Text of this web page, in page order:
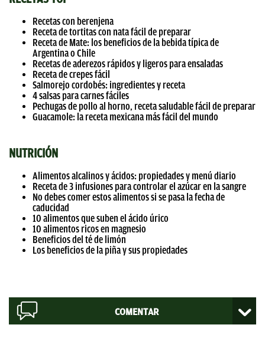
Recetas con berenjena
Receta de tortitas con nata fácil de preparar
Receta de Mate: los beneficios de la bebida típica de
Argentina o Chile
Recetas de aderezos rápidos y ligeros para ensaladas
Receta de crepes fácil
Salmorejo cordobés: ingredientes y receta
4 salsas para carnes fáciles
Pechugas de pollo al horno, receta saludable fácil de preparar
Guacamole: la receta mexicana más fácil del mundo
NUTRICIÓN
Alimentos alcalinos y ácidos: propiedades y menú diario
Receta de 3 infusiones para controlar el azúcar en la sangre
No debes comer estos alimentos si se pasa la fecha de
caducidad
10 alimentos que suben el ácido úrico
10 alimentos ricos en magnesio
Beneficios del té de limón
Los beneficios de la piña y sus propiedades
COMENTAR